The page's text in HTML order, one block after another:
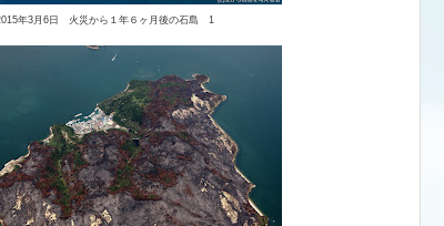
年3月6日 火災から１年６ヶ月後の石島 1